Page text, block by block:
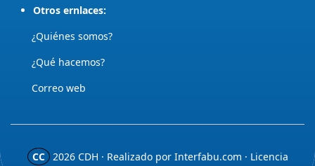
Otros ernlaces:
¿Quiénes somos?
¿Qué hacemos?
Correo web
CC 2026CDH · Realizado por Interfabu.com · Licencia